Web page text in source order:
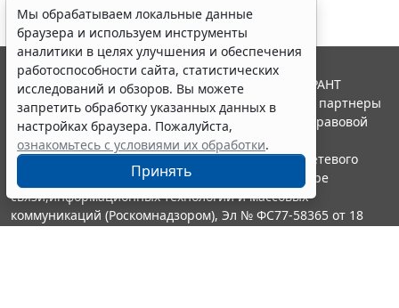
Мы обрабатываем локальные данные
браузера и используем инструменты
аналитики в целях улучшения и обеспечения
работоспособности сайта, статистических
исследований и обзоров. Вы можете
запретить обработку указанных данных в
настройках браузера. Пожалуйста,
ознакомьтесь с условиями их обработки.
Принять
© ООО "НПП "ГАРАНТ-СЕРВИС", 2026. Система ГАРАНТ
выпускается с 1990 года. Компания "Гарант" и ее партнеры
являются участниками Российской ассоциации правовой
информации ГАРАНТ.
Портал ГАРАНТ.РУ зарегистрирован в качестве сетевого
издания Федеральной службой по надзору в сфере
связи,информационных технологий и массовых
коммуникаций (Роскомнадзором), Эл № ФС77-58365 от 18